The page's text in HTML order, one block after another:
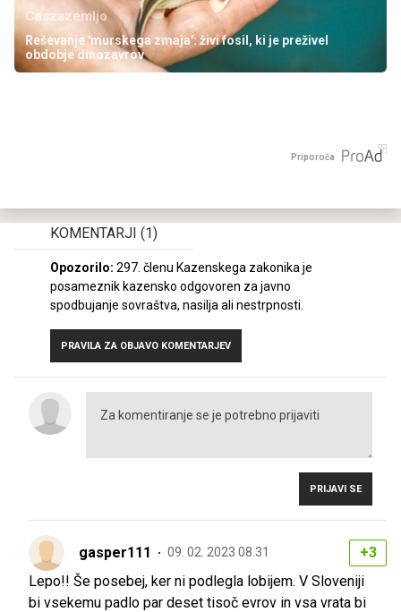
Caszazemljo
Reševanje 'murskega zmaja': živi fosil, ki je preživel
obdobje dinozavrov
Priporoča
KOMENTARJI (1)
Opozorilo: 297. členu Kazenskega zakonika je
posameznik kazensko odgovoren za javno
spodbujanje sovraštva, nasilja ali nestrpnosti.
PRAVILA ZA OBJAVO KOMENTARJEV
PRIJAVI SE
gasper111 09. 02. 2023 08.31
+3
Lepo!! Še posebej, ker ni podlegla lobijem. V Sloveniji
bi vsekemu padlo par deset tisoč evrov in vsa vrata bi